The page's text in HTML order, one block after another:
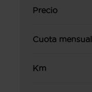
Precio
Cuota mensual
Km